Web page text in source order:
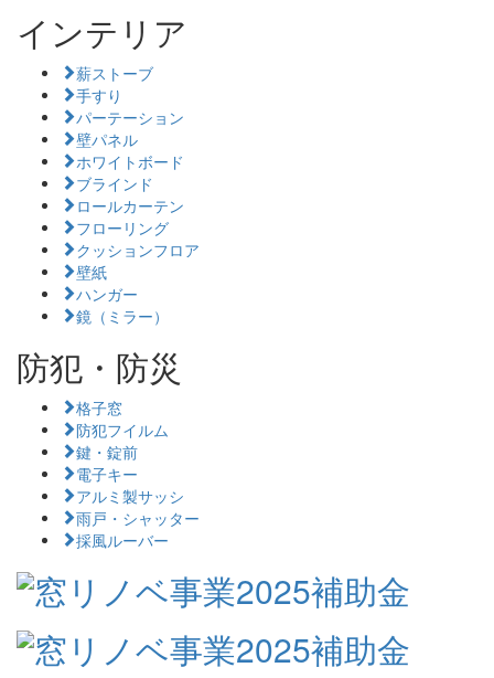
インテリア
薪ストーブ
手すり
パーテーション
壁パネル
ホワイトボード
ブラインド
ロールカーテン
フローリング
クッションフロア
壁紙
ハンガー
鏡（ミラー）
防犯・防災
格子窓
防犯フイルム
鍵・錠前
電子キー
アルミ製サッシ
雨戸・シャッター
採風ルーバー